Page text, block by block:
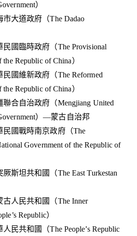
）
大道政府（The Dadao
國臨時政府（The Provisional
Republic of China）
國維新政府（The Reformed
Republic of China）
合自治政府（Mengjiang United
）—蒙古自治邦
國戰時南京政府（The
Government of the Republic of
斯坦共和國（The East Turkestan
人民共和國（The Inner
Republic）
民共和國（The People’s Republic